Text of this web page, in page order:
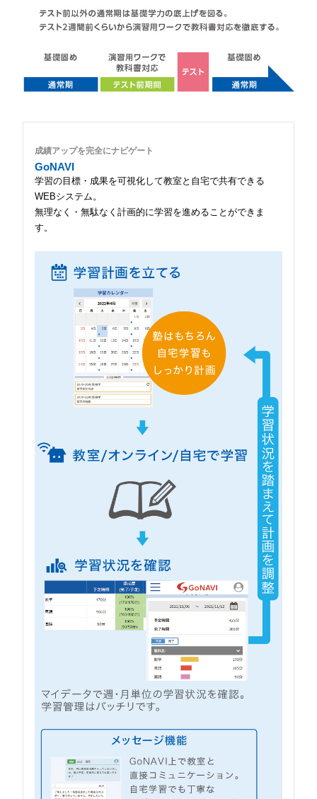
成績アップを完全にナビゲート
GoNAVI
学習の目標・成果を可視化して教室と自宅で共有できる
WEBシステム。
無理なく・無駄なく計画的に学習を進めることができま
す。